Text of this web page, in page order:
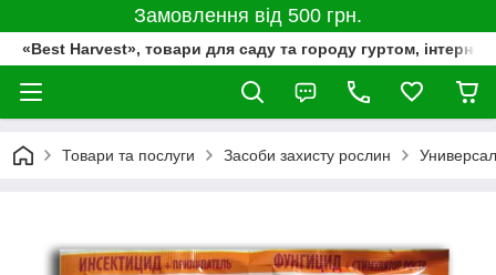
Замовлення від 500 грн.
«Best Harvest», товари для саду та городу гуртом,
Товари та послуги Засоби захисту рослин